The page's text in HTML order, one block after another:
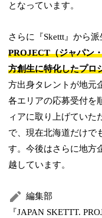
となっています。
さらに『Skettt』から
PROJECT（ジャパン
方創生に特化したプロ
方出身タレントが地元
各エリアの応募受付を
ィアに取り上げていた
で、現在北海道だけで
す。今後はさらに地方
越しています。
編集部
『JAPAN SKETTT.